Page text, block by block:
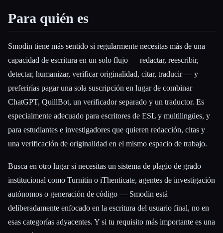
Para quién es
Smodin tiene más sentido si regularmente necesitas más de una
capacidad de escritura en un solo flujo — redactar, reescribir,
detectar, humanizar, verificar originalidad, citar, traducir — y
preferirías pagar una sola suscripción en lugar de combinar
ChatGPT, QuillBot, un verificador separado y un traductor. Es
especialmente adecuado para escritores de ESL y multilingües, y
para estudiantes e investigadores que quieren redacción, citas y
una verificación de originalidad en el mismo espacio de trabajo.
Busca en otro lugar si necesitas un sistema de plagio de grado
institucional como Turnitin o iThenticate, agentes de investigación
autónomos o generación de código — Smodin está
deliberadamente enfocado en la escritura del usuario final, no en
esas categorías adyacentes. Y si tu requisito más importante es una